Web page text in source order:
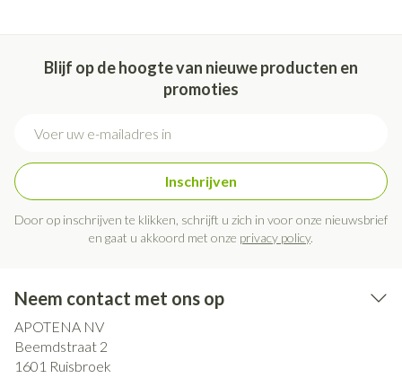
Blijf op de hoogte van nieuwe producten en
promoties
Inschrijven
Door op inschrijven te klikken, schrijft u zich in voor onze nieuwsbrief
en gaat u akkoord met onze privacy policy.
Neem contact met ons op
APOTENA NV
Beemdstraat 2
1601 Ruisbroek